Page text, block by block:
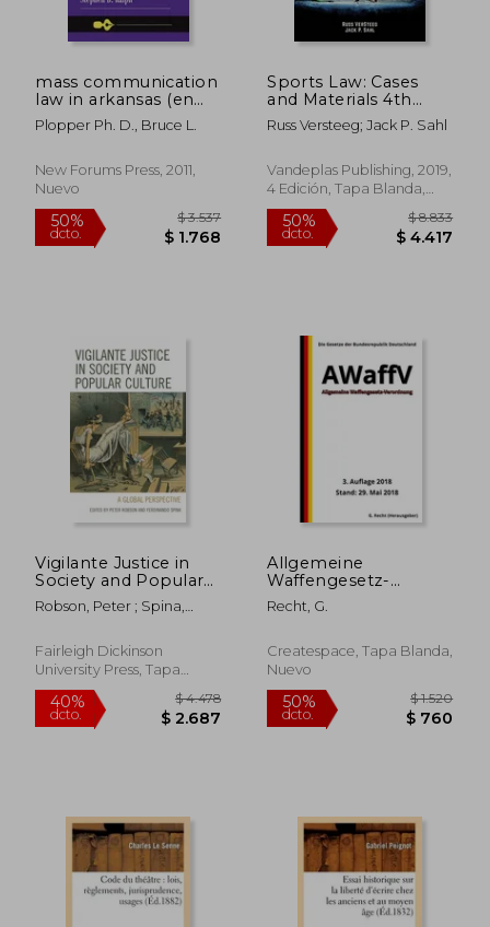
45% 40%
mass communication
law in arkansas (en
Inglés)
Plopper Ph. D., Bruce L.
New Forums Press, 2011,
Nuevo
50%
dcto.
$ 3.537
Sports Law: Cases
and Materials 4th
Edition (en Inglés)
Russ Versteeg; Jack P. Sahl
Vandeplas Publishing, 2019,
4 Edición, Tapa Blanda,
Nuevo
50%
dcto.
Vigilante Justice in
Society and Popular
Culture: A Global
Perspective (en
Robson, Peter ; Spina,
Michael
Fairleigh Dickinson
University Press, Tapa
Blanda, Nuevo
Allgemeine
Waffengesetz-
Verordnung - AWaffV,
3. Auflage 2018 (en
Recht, G.
Createspace, Tapa Blanda,
Nuevo